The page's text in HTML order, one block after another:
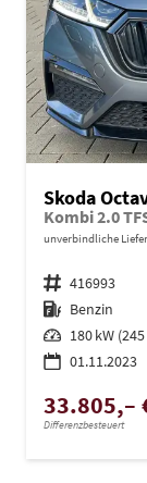
Skoda
unverbindliche
Fahrzeugnr. 416993
Kraftstoff Benzin
Leistung 180 kW (245
01.11.2023
33.805,–
Differenzbesteuert